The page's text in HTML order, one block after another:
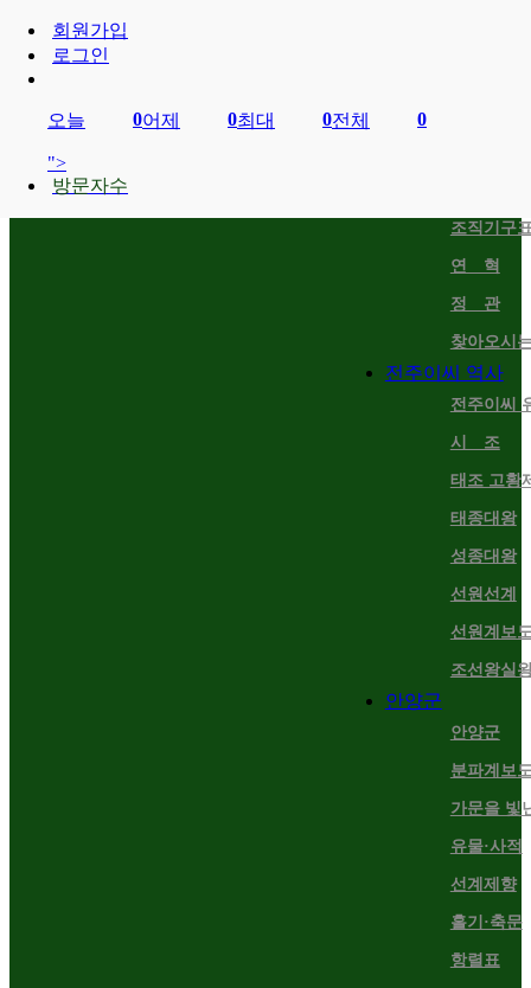
회원가입
로그인
오늘 0어제 0최대 0전체 0
">
방문자수
조직기구
연 혁
정 관
찾아오시
전주이씨 역사
전주이씨
시 조
태조 고황
태종대왕
성종대왕
선원선계
선원계보
조선왕실
안양군
안양군
분파계보
가문을 빛
유물·사적
선계제향
홀기·축문
항렬표